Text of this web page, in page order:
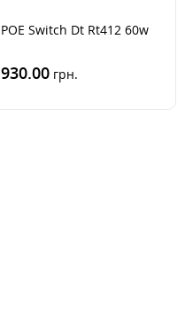
POE Switch Dt Rt412 60w
930.00 грн.